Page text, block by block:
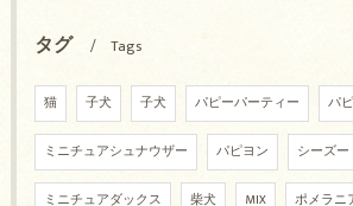
タグ Tags
猫 子犬 子犬 パピーパーティー パ
ミニチュアシュナウザー パピヨン シーズー
ミニチュアダックス 柴犬 MIX ポメラニ